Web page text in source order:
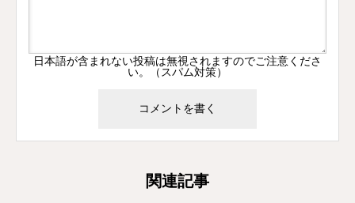
日本語が含まれない投稿は無視されますのでご注意くださ
い。（スパム対策）
関連記事